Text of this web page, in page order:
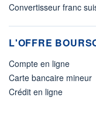
Convertisseur franc
L'OFFRE
Compte en ligne
Carte bancaire mineur
Crédit en ligne